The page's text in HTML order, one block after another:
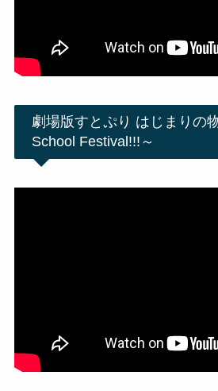
劇場版すとぷり はじまりの
School Festival!!!～